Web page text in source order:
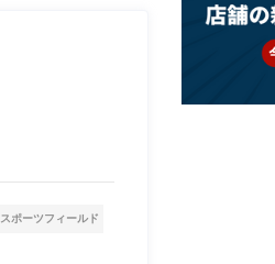
スポーツフィールド